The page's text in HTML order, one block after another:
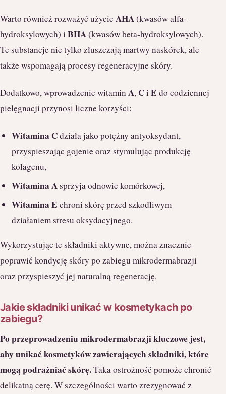
Warto również rozważyć użycieAHA(kwasów alfa-
hydroksylowych) i BHA(kwasów beta-hydroksylowych).
Te substancje nie tylko złuszczają martwy naskórek, ale
także wspomagają procesy regeneracyjne skóry.
Dodatkowo, wprowadzenie witaminA, Ci E do codziennej
pielęgnacji przynosi liczne korzyści:
Witamina Cdziała jako potężny antyoksydant,
przyspieszając gojenie oraz stymulując produkcję
kolagenu,
Witamina A sprzyja odnowie komórkowej,
Witamina E chroni skórę przed szkodliwym
działaniem stresu oksydacyjnego.
Wykorzystując te składniki aktywne, można znacznie
poprawić kondycję skóry po zabiegu mikrodermabrazji
oraz przyspieszyć jej naturalną regenerację.
Jakie składniki unikać w kosmetykach po
zabiegu?
Po przeprowadzeniu mikrodermabrazji kluczowe jest,
aby unikać kosmetyków zawierających składniki, które
mogą podrażniać skórę.Taka ostrożność pomoże chronić
delikatną cerę. W szczególności warto zrezygnować z